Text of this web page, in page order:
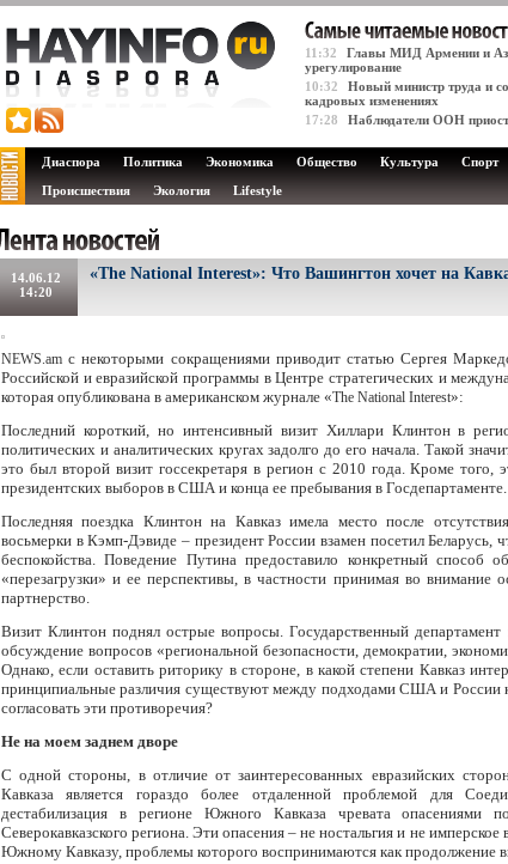
11:32
Главы МИД Армении и
урегулирование
10:32
Новый министр труда и
кадровых изменениях
17:28
Наблюдатели ООН
Диаспора Политика Экономика Общество Культура Спорт
Происшествия
Экология Lifestyle
14.06.12
14:20
«The National Interest»: Что Вашингтон хочет на
NEWS.am с некоторыми сокращениями приводит статью Сергея
Российской и евразийской программы в Центре стратегических и
которая опубликована в американском журнале «The National Interest»:
Последний короткий, но интенсивный визит Хиллари Клинтон в
политических и аналитических кругах задолго до его начала. Такой
это был второй визит госсекретаря в регион с 2010 года. Кроме того,
президентских выборов в США и конца ее пребывания в Госдепартаменте.
Последняя поездка Клинтон на Кавказ имела место после
восьмерки в Кэмп-Дэвиде – президент России взамен посетил Беларусь,
беспокойства. Поведение Путина предоставило конкретный способ
«перезагрузки» и ее перспективы, в частности принимая во внимание
партнерство.
Визит Клинтон поднял острые вопросы. Государственный департамент
обсуждение вопросов «региональной безопасности, демократии,
Однако, если оставить риторику в стороне, в какой степени Кавказ
принципиальные различия существуют между подходами США и России
согласовать эти противоречия?
Не на моем заднем дворе
С одной стороны, в отличие от заинтересованных евразийских
Кавказа является гораздо более отдаленной проблемой для
дестабилизация в регионе Южного Кавказа чревата опасениями
Северокавказского региона. Эти опасения – не ностальгия и не
Южному Кавказу, проблемы которого воспринимаются как продолжение